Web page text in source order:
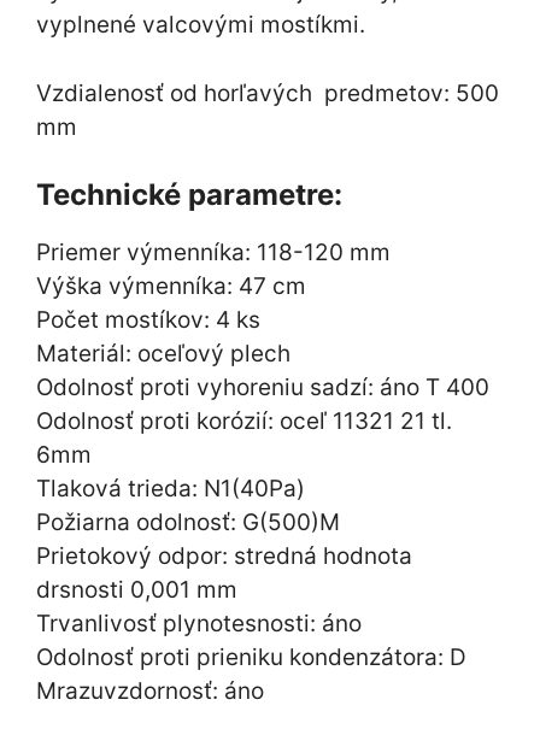
vyplnené valcovými mostíkmi.
Vzdialenosť od horľavých predmetov: 500
mm
Technické parametre:
Priemer výmenníka: 118-120 mm
Výška výmenníka: 47 cm
Počet mostíkov: 4 ks
Materiál: oceľový plech
Odolnosť proti vyhoreniu sadzí: áno T 400
Odolnosť proti korózií: oceľ 11321 21 tl.
6mm
Tlaková trieda: N1(40Pa)
Požiarna odolnosť: G(500)M
Prietokový odpor: stredná hodnota
drsnosti 0,001 mm
Trvanlivosť plynotesnosti: áno
Odolnosť proti prieniku kondenzátora: D
Mrazuvzdornosť: áno